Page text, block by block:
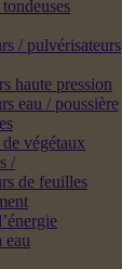
/ pulvérisateurs
haute pression
eau / poussière
végétaux
/
de feuilles
eau